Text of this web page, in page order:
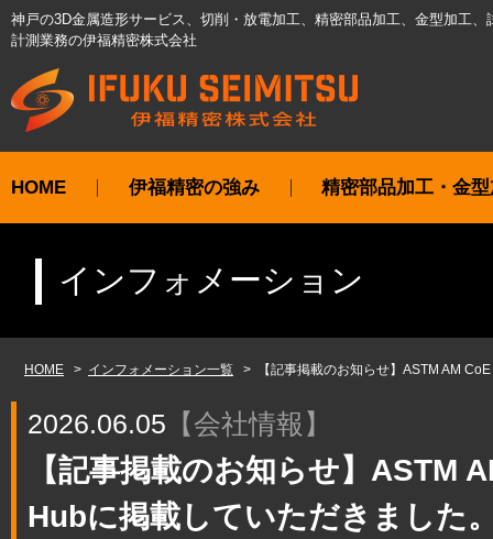
神戸の3D金属造形サービス、切削・放電加工、精密部品加工、金型加工、
計測業務の伊福精密株式会社
HOME 伊福精密の強み 精密部品加工・金
インフォメーション
HOME インフォメーション一覧 【記事掲載のお知らせ】ASTM AM
2026.06.05 【 会社情報 】
【記事掲載のお知らせ】
Hubに掲載していただきました